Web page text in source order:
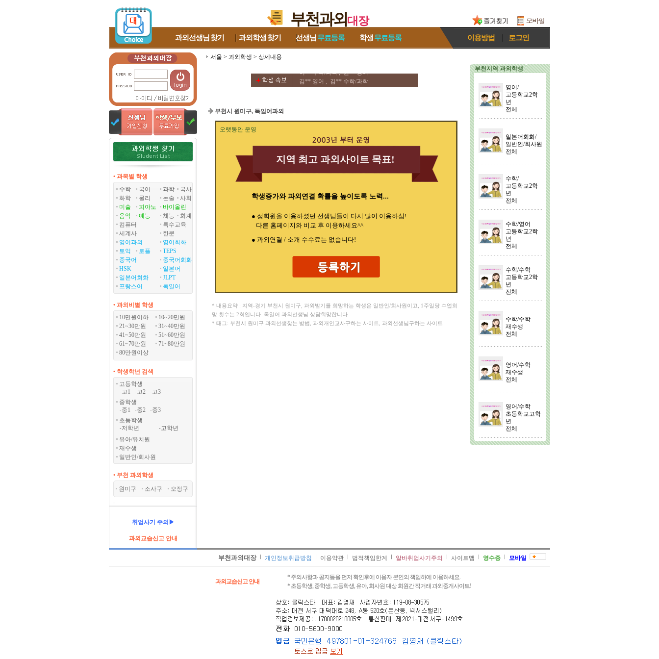
부천과외대장
과외선생님 찾기 과외학생찾기 선생님 무료등록 학생무료등록 이용방법 로그인
• 과목별 학생
수학
국어 과학
국사
화학
물리 논술
사회
미술
피아노
바이올린
음악
예능 체능
회계
컴퓨터
특수교육
세계사
한문
영어과외
영어회화
토익
토플
TEPS
중국어
중국어회화
HSK
일본어
일본어회화
JLPT
프랑스어
독일어
• 과외비별 학생
10만원이하
10~20만원
21~30만원
31~40만원
41~50만원
51~60만원
61~70만원
71~80만원
80만원이상
• 학생학년 검색
고등학생
-고1 -고2 -고3
중학생
-중1 -중2 -중3
초등학생
-저학년 -고학년
유아/유치원
재수생
일반인/회사원
• 부천 과외학생
원미구
소사구 오정구
취업사기 주의▶
과외교습신고 안내
서울 > 과외학생 > 상세내용
김** 영어 , 김** 수학/과학
김** 영어/수학 , 방** 영어
이** 수학/과학 , 권** 영어
김** 영어/수학 , 방** 영어
우** 수학/과학 ,
부천시 원미구, 독일어과외
오랫동안 운영
지역 최고 과외사이트 목표!
학생증가와 과외연결 확률을 높이도록 노력...
● 정회원을 이용하셨던 선생님들이 다시 많이 이용하심!
다른 홈페이지와 비교 후 이용하세요^^
● 과외연결 / 소개 수수료는 없습니다!
* 내용요약 : 지역-경기 부천시 원미구, 과외받기를 희망하는 학생은 일반인/회사원이고, 1주일당 수업희
망 횟수는 2회입니다. 독일어 과외선생님 상담희망합니다.
* 태그: 부천시 원미구 과외선생찾는 방법, 과외개인교사구하는 사이트, 과외선생님구하는 사이트
부천지역 과외학생
영어/
고등학교2학
년
전체
일본어회화/
일반인/회사원
전체
수학/
고등학교2학
년
전체
수학/영어
고등학교2학
년
전체
수학/수학
고등학교2학
년
전체
수학/수학
재수생
전체
영어/수학
재수생
전체
영어/수학
초등학교고학
년
전체
부천과외대장 개인정보취급방침 이용약관 법적책임한계 알바취업사기주의 사이트맵 영수증 모바일
과외교습신고 안내
* 주의사항과 공지등을 먼저 확인후에 이용자 본인의 책임하에 이용하세요.
* 초등학생, 중학생, 고등학생, 유아, 회사원 대상 회원간 직거래 과외중개사이트!